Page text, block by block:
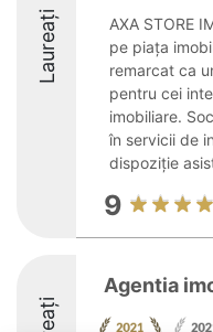
Laureați
AXA STORE
pe piața
remarcat ca
pentru cei
imobiliare.
în servicii de
dispoziție
9
Agentia